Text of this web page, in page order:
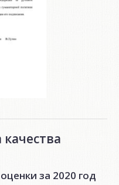
за 2020 год